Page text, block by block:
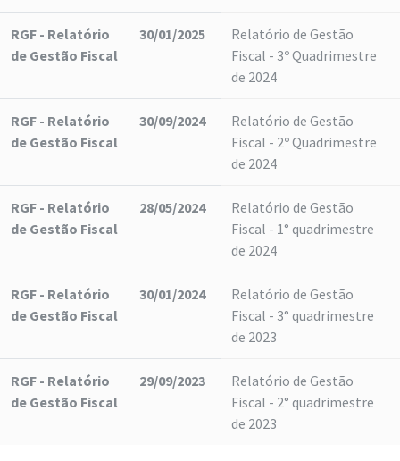
RGF - Relatório
de Gestão Fiscal
30/01/2025
Relatório de Gestão
Fiscal - 3º Quadrimestre
de 2024
RGF - Relatório
de Gestão Fiscal
30/09/2024
Relatório de Gestão
Fiscal - 2º Quadrimestre
de 2024
RGF - Relatório
de Gestão Fiscal
28/05/2024
Relatório de Gestão
Fiscal - 1° quadrimestre
de 2024
RGF - Relatório
de Gestão Fiscal
30/01/2024
Relatório de Gestão
Fiscal - 3° quadrimestre
de 2023
RGF - Relatório
de Gestão Fiscal
29/09/2023
Relatório de Gestão
Fiscal - 2° quadrimestre
de 2023